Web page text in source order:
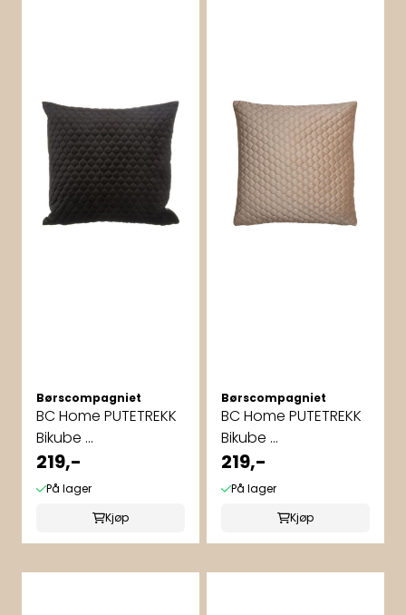
Børscompagniet
BC Home PUTETREKK
Bikube ...
219,-
På lager
Kjøp
Børscompagniet
BC Home PUTETREKK
Bikube ...
219,-
På lager
Kjøp